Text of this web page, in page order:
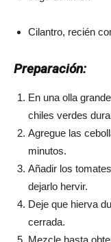
Cilantro, recién
Preparación:
En una olla
chiles verdes
Agregue las
minutos.
Añadir los
dejarlo hervir.
Deje que hierva
cerrada.
Mezcle hasta